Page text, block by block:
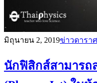
มิถุนายน 2, 2019ข่าวดารา
นักฟิสิกส์สามารถ